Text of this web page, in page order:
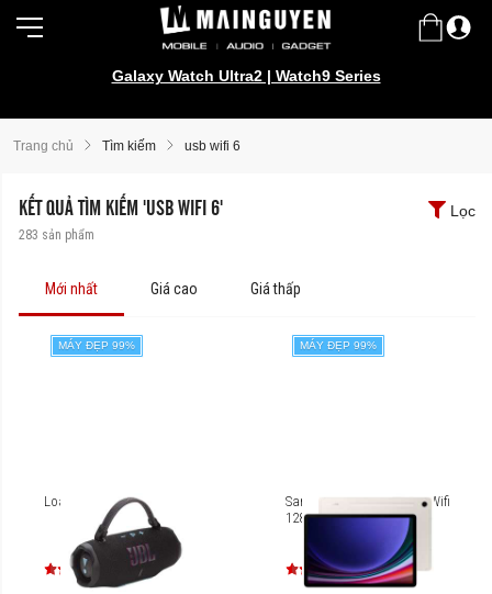
Galaxy Watch Ultra2 | Watch9 Series
Samsung Galaxy Z Fold8 | Z Flip8
Trang chủ Tìm kiếm usb wifi 6
KẾT QUẢ TÌM KIẾM 'USB WIFI 6'
283 sản phẩm
Lọc
Mới nhất Giá cao Giá thấp
MÁY ĐẸP 99%
Loa di động JBL Charge 6
MÁY ĐẸP 99%
Samsung Galaxy Tab S9 Wifi
128GB 8GB RAM SM-X710